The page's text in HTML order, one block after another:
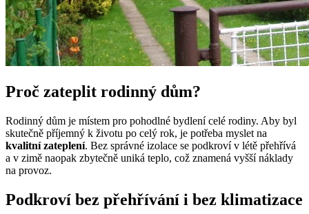
Proč zateplit rodinný dům?
Rodinný dům je místem pro pohodlné bydlení celé rodiny. Aby byl
skutečně příjemný k životu po celý rok, je potřeba myslet na
kvalitní zateplení. Bez správné izolace se podkroví v létě přehřívá
a v zimě naopak zbytečně uniká teplo, což znamená vyšší náklady
na provoz.
Podkroví bez přehřívání i bez klimatizace